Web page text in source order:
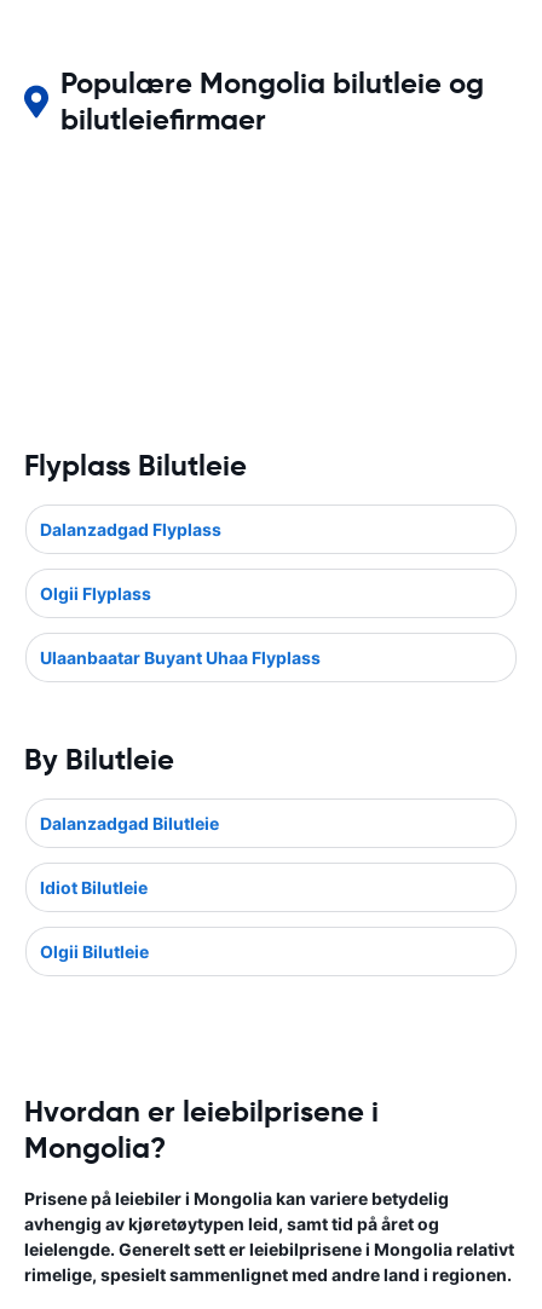
Populære Mongolia bilutleie og
bilutleiefirmaer
Flyplass Bilutleie
Dalanzadgad Flyplass
Olgii Flyplass
Ulaanbaatar Buyant Uhaa Flyplass
By Bilutleie
Dalanzadgad Bilutleie
Idiot Bilutleie
Olgii Bilutleie
Hvordan er leiebilprisene i
Mongolia?
Prisene på leiebiler i Mongolia kan variere betydelig
avhengig av kjøretøytypen leid, samt tid på året og
leielengde. Generelt sett er leiebilprisene i Mongolia relativt
rimelige, spesielt sammenlignet med andre land i regionen.